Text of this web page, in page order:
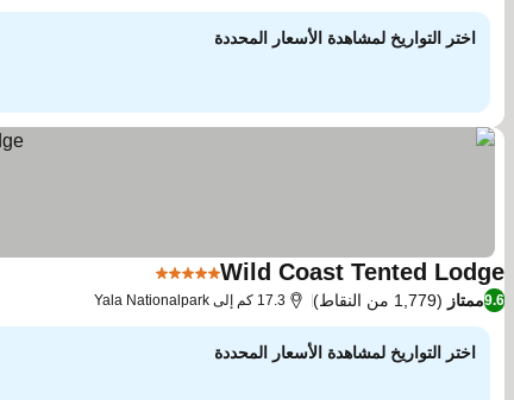
اختر التواريخ لمشاهدة الأسعار المحددة
Wild Coast Tented Lodge5 عدد النجوم
9.6ممتاز (1,779 من النقاط) 17.3 كم إلى Yala Nationalpark
اختر التواريخ لمشاهدة الأسعار المحددة